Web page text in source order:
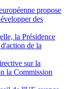
propose
des
la Présidence
de la
sur la
la Commission